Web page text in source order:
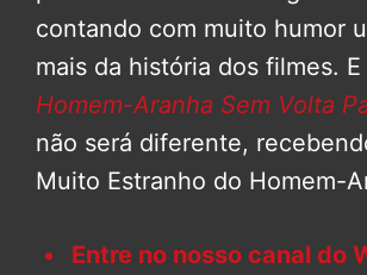
contando com muito humor
mais da história dos filmes. E
Homem-Aranha Sem Volta
não será diferente,
Muito Estranho do Homem-
Entre no nosso canal do